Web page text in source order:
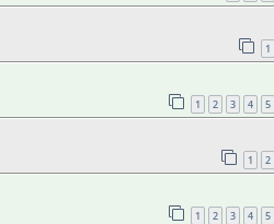
1
1 2 3 4 5
1 2
1 2 3 4 5